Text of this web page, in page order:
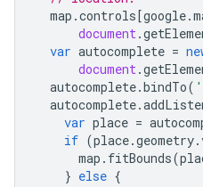
},
"location":
{ "latitude": -
"placeId":
},
{
"location":
{ "latitude": -
"originalIndex"
map .controls[google.
document.
var autocomplete =
document.
autocomplete.bindTo(
autocomplete.
var place =
if (place.geometry.
map . fitBounds(
} else {